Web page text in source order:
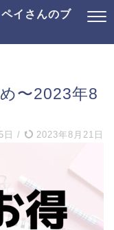
イさんのブ
〜2023年8
日 / 2023年8月21日